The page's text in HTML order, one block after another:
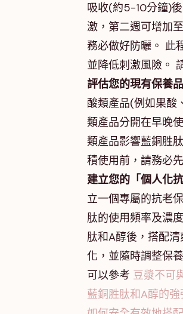
吸收(約5-10分鐘)
激，第二週可增加
務必做好防曬。 此
並降低刺激風險。
評估您的現有保養
酸類產品(例如果酸
類產品分開在早晚
類產品影響藍銅胜
積使用前，請務必
建立您的「個人化
立一個專屬的抗老
肽的使用頻率及濃
肽和A醇後，搭配
化，並隨時調整保
可以參考 豆漿不可
藍銅胜肽和A醇的